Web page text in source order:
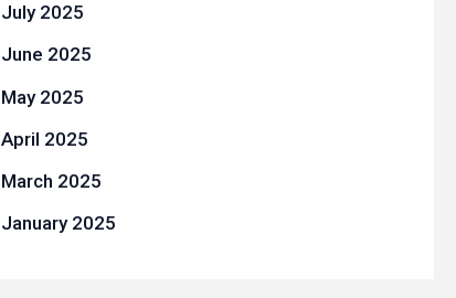
July 2025
June 2025
May 2025
April 2025
March 2025
January 2025